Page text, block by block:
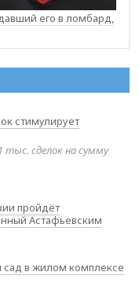
его в ломбард,
стимулирует
тыс. сделок на сумму
пройдёт
Астафьевским
сад в жилом комплексе